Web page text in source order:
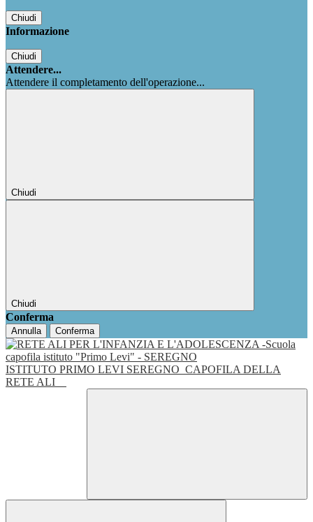
Chiudi
Informazione
Chiudi
Attendere...
Attendere il completamento dell'operazione...
Chiudi
Chiudi
Conferma
Annulla Conferma
ISTITUTO PRIMO LEVI SEREGNO CAPOFILA DELLA
RETE ALI